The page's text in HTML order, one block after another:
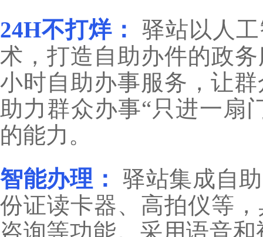
24H不打烊：
驿站以人
术，打造自助办件的政
小时自助办事服务，让
助力群众办事“只进一扇
的能力。
智能办理：
驿站集成自
份证读卡器、高拍仪等
咨询等功能。采用语音